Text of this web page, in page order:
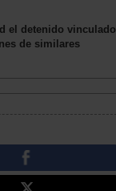
el detenido vinculado
de similares